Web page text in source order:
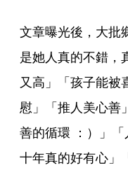
文章曝光後，大批
是她人真的不錯，
又高」「孩子能被
慰」「推人美心善
善的循環 ：）」「
十年真的好有心」